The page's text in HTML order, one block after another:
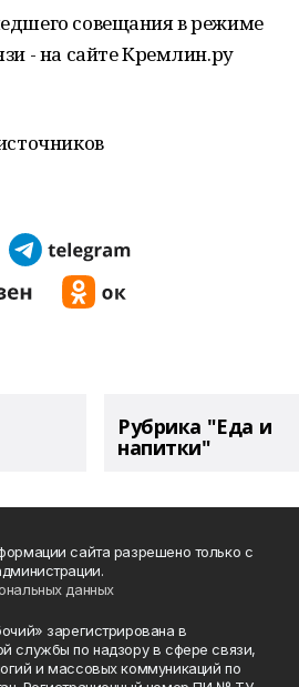
совещания в режиме
- на сайте Кремлин.ру
Рубрика "Еда и
напитки"
сайта разрешено только с
данных
зарегистрирована в
службы по надзору в сфере связи,
и массовых коммуникаций по